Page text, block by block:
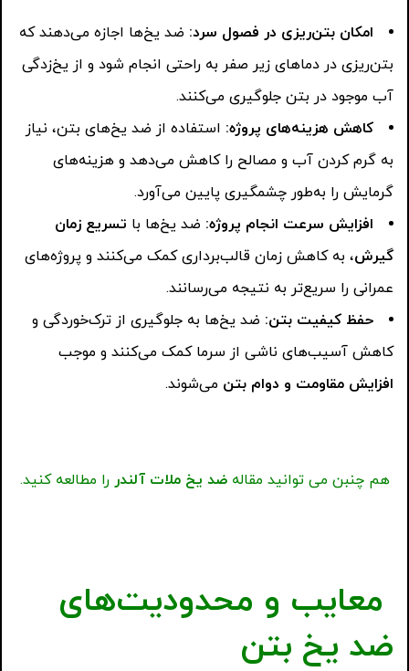
امکان بتن‌ریزی در فصول سرد: ضد یخ‌ها اجازه می‌دهند که
بتن‌ریزی در دماهای زیر صفر به راحتی انجام شود و از یخ‌زدگی
آب موجود در بتن جلوگیری می‌کنند.
کاهش هزینه‌های پروژه: استفاده از ضد یخ‌های بتن، نیاز
به گرم کردن آب و مصالح را کاهش می‌دهد و هزینه‌های
گرمایش را به‌طور چشمگیری پایین می‌آورد.
افزایش سرعت انجام پروژه: ضد یخ‌ها با تسریع زمان
گیرش، به کاهش زمان قالب‌برداری کمک می‌کنند و پروژه‌های
عمرانی را سریع‌تر به نتیجه می‌رسانند.
حفظ کیفیت بتن: ضد یخ‌ها به جلوگیری از ترک‌خوردگی و
کاهش آسیب‌های ناشی از سرما کمک می‌کنند و موجب
افزایش مقاومت و دوام بتن می‌شوند.
هم چنبن می توانید مقالهضد یخ ملات آلندر را مطالعه کنید.
معایب و محدودیت‌های
ضد یخ بتن